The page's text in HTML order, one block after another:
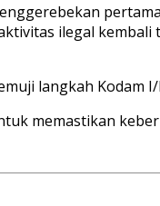
ilegal
langkah
memastikan